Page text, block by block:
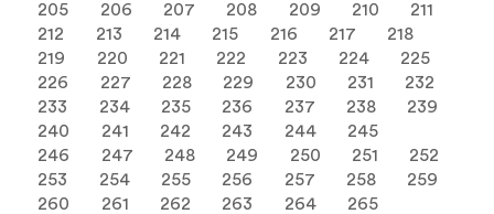
205
206 207 208 209 210
211
212
213 214 215 216 217
218
219
220 221 222 223 224
225
226
227 228 229 230 231
232
233
234 235 236 237 238
239
240
241 242 243 244
245
246
247 248 249 250 251
252
253
254 255 256 257 258
259
260
261 262 263 264
265